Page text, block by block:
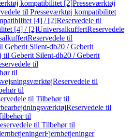
kompatibilitet [2]Presseværktøj
til Presseværktøj kompatibilitet
[4] / [2]Reservedele til
[4] / [2]UniversalkuffertReservedele
Reservedele til
Silent-db20 / Geberit
Geberit Silent-db20 / Geberit
til
til
Reservedele til
til
til Tilbehør til
Reservedele til
til
til Tilbehør til
Fjernbetjeninger